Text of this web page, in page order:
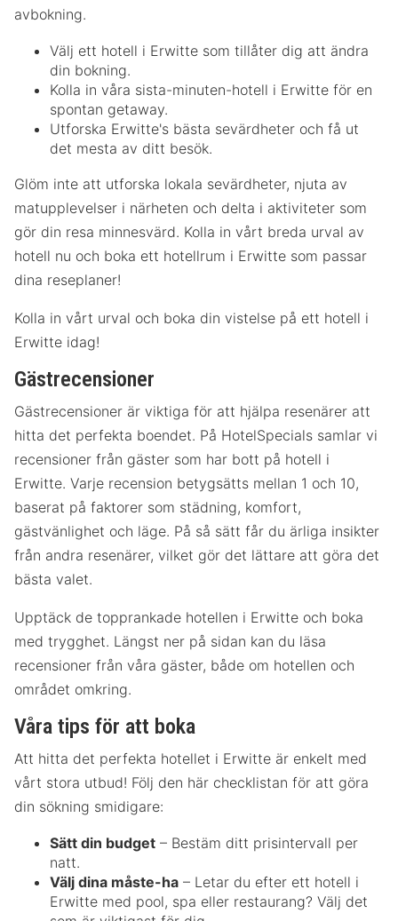
avbokning.
Välj ett hotell i Erwitte som tillåter dig att ändra
din bokning.
Kolla in våra sista-minuten-hotell i Erwitte för en
spontan getaway.
Utforska Erwitte's bästa sevärdheter och få ut
det mesta av ditt besök.
Glöm inte att utforska lokala sevärdheter, njuta av
matupplevelser i närheten och delta i aktiviteter som
gör din resa minnesvärd. Kolla in vårt breda urval av
hotell nu och boka ett hotellrum i Erwitte som passar
dina reseplaner!
Kolla in vårt urval och boka din vistelse på ett hotell i
Erwitte idag!
Gästrecensioner
Gästrecensioner är viktiga för att hjälpa resenärer att
hitta det perfekta boendet. På HotelSpecials samlar vi
recensioner från gäster som har bott på hotell i
Erwitte. Varje recension betygsätts mellan 1 och 10,
baserat på faktorer som städning, komfort,
gästvänlighet och läge. På så sätt får du ärliga insikter
från andra resenärer, vilket gör det lättare att göra det
bästa valet.
Upptäck de topprankade hotellen i Erwitte och boka
med trygghet. Längst ner på sidan kan du läsa
recensioner från våra gäster, både om hotellen och
området omkring.
Våra tips för att boka
Att hitta det perfekta hotellet i Erwitte är enkelt med
vårt stora utbud! Följ den här checklistan för att göra
din sökning smidigare:
Sätt din budget – Bestäm ditt prisintervall per
natt.
Välj dina måste-ha – Letar du efter ett hotell i
Erwitte med pool, spa eller restaurang? Välj det